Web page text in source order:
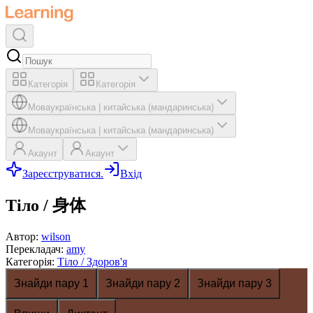
Категорія Категорія
Моваукраїнська китайська (мандаринська)
Моваукраїнська китайська (мандаринська)
Акаунт Акаунт
Зареєструватися. Вхід
Тіло / 身体
Автор: wilson
Перекладач: amy
Категорія: Тіло / Здоров'я
Знайди пару 1
Знайди пару 2 Знайди пару 3